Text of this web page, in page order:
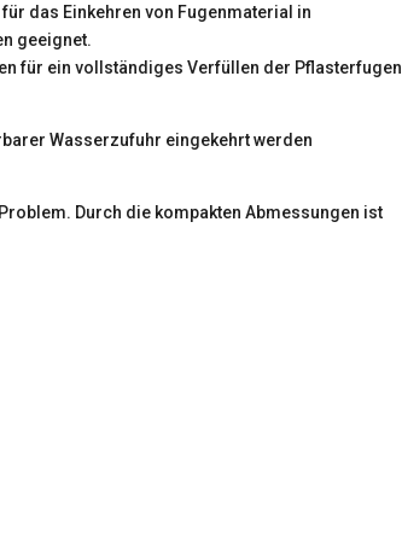
das Einkehren von Fugenmaterial in
geeignet.
für ein vollständiges Verfüllen der Pflasterfugen
Wasserzufuhr eingekehrt werden
Durch die kompakten Abmessungen ist